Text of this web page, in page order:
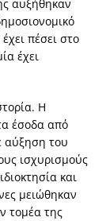
αυξήθηκαν
πέσει στο
έχει
Η
έσοδα από
αύξηση του
ισχυρισμούς
και
μειώθηκαν
τομέα της